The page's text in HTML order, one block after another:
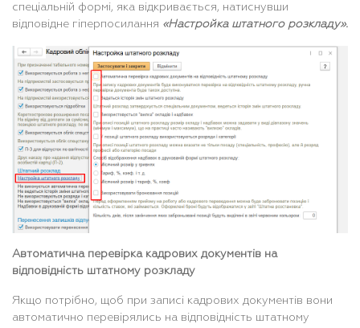
спеціальній формі, яка відкривається, натиснувши
відповідне гіперпосилання «Настройка штатного розкладу».
Автоматична перевірка кадрових документів на
відповідність штатному розкладу
Якщо потрібно, щоб при записі кадрових документів вони
автоматично перевірялись на відповідність штатному